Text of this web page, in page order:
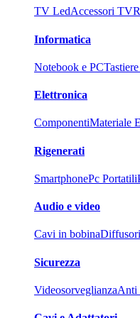
TV LedAccessori TV
Informatica
Notebook e PC
Elettronica
ComponentiMateriale
Rigenerati
SmartphonePc Portatili
Audio e video
Cavi in bobina
Sicurezza
VideosorveglianzaAnti